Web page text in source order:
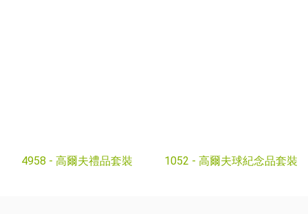
4958 - 高爾夫禮品套裝 1052 - 高爾夫球紀念品套裝